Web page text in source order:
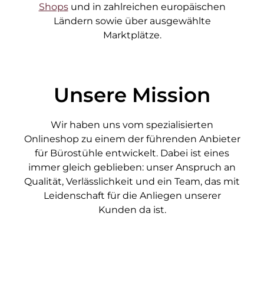
Shopsund in zahlreichen europäischen
Ländern sowie über ausgewählte
Marktplätze.
Unsere Mission
Wir haben uns vom spezialisierten
Onlineshop zu einem der führenden Anbieter
für Bürostühle entwickelt. Dabei ist eines
immer gleich geblieben: unser Anspruch an
Qualität, Verlässlichkeit und ein Team, das mit
Leidenschaft für die Anliegen unserer
Kunden da ist.